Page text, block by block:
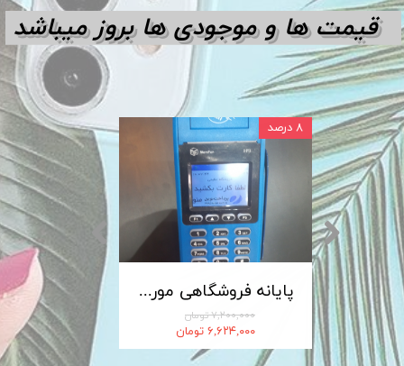
پایانه فروشگاهی مورفان MoreFun مدل H9
۷,۲۰۰,۰۰۰ تومان
۶,۶۲۴,۰۰۰ تومان
۸ درصد
کابل شارژ MICRO-USB اندروید LDNIO الدینیو مدل XS-07 متراژ 1 متر
قیمت ها و موجودی ها بروز میباشد